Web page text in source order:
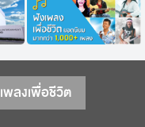
เพลงเพื่อชีวิต